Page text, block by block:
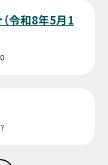
令和8年5月1